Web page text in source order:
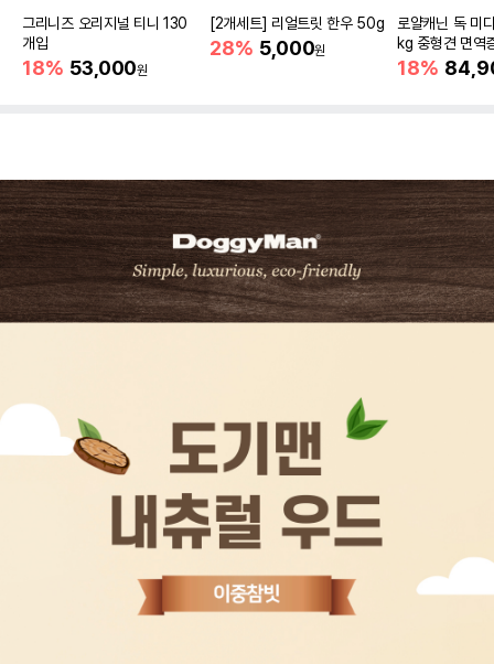
그리니즈 오리지널 티니 130
개입
18% 53,000원
[2개세트] 리얼트릿 한우 50g
28% 5,000원
로얄캐닌 독 미
kg 중형견 면역
18%